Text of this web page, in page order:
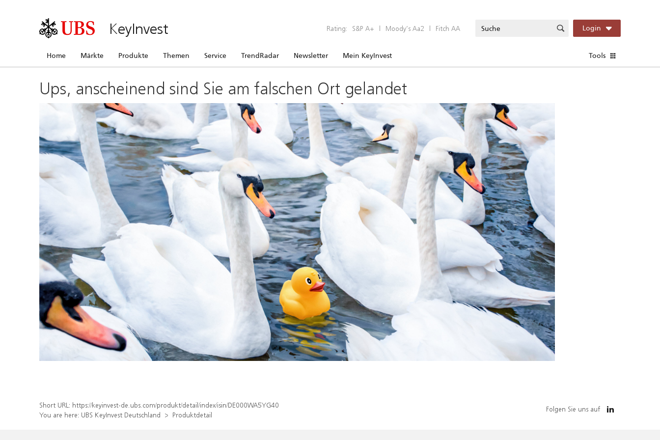
KeyInvest Rating: S&P A+ | Moody’s Aa2 | Fitch AA Login
Home Märkte Produkte Themen Service TrendRadar Newsletter Mein KeyInvest Tools
Ups, anscheinend sind Sie am falschen Ort gelandet
Short URL: https://keyinvest-de.ubs.com/produkt/detail/index/isin/DE000WA5YG40
You are here: UBS KeyInvest Deutschland Produktdetail
Folgen Sie uns auf